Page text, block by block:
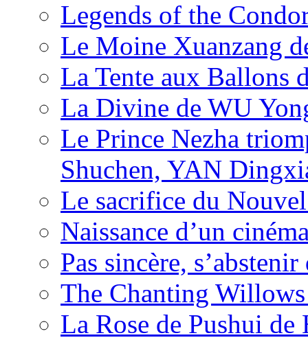
Legends of the
Le Moine Xuanzang
La Tente aux Ballons
La Divine de WU
Le Prince Nezha
Shuchen, YAN
Le sacrifice du
Naissance d’un
Pas sincère,
The Chanting
La Rose de Pushui de